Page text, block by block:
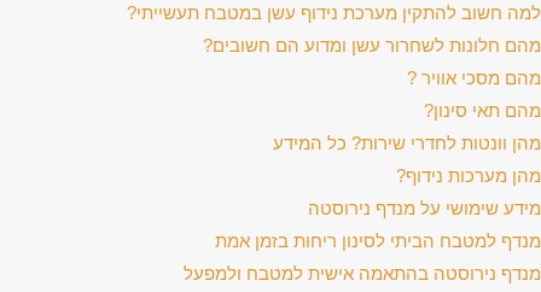
למה חשוב להתקין מערכת נידוף עשן במטבח תעשייתי?
מהם חלונות לשחרור עשן ומדוע הם חשובים?
מהם מסכי אוויר ?
מהם תאי סינון?
מהן וונטות לחדרי שירות? כל המידע
מהן מערכות נידוף?
מידע שימושי על מנדף נירוסטה
מנדף למטבח הביתי לסינון ריחות בזמן אמת
מנדף נירוסטה בהתאמה אישית למטבח ולמפעל